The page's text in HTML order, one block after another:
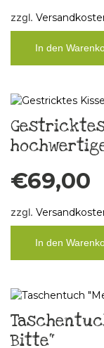
zzgl.
In den
€69,00
zzgl.
In den
Bitte“